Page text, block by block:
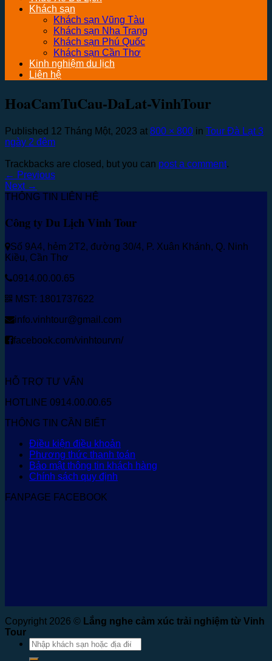
Khách sạn
Khách sạn Vũng Tàu
Khách sạn Nha Trang
Khách sạn Phú Quốc
Khách sạn Cần Thơ
Kinh nghiệm du lịch
Liên hệ
HoaCamTuCau-DaLat-VinhTour
Published 12 Tháng Một, 2023 at 800 × 800 in Tour Đà Lạt 3
ngày 2 đêm
Trackbacks are closed, but you can post a comment.
← Previous
Next →
THÔNG TIN LIÊN HỆ
Công ty Du Lịch Vinh Tour
Số 9A4, hẻm 2T2, đường 30/4, P. Xuân Khánh, Q. Ninh
Kiều, Cần Thơ
0914.00.00.65
MST: 1801737622
info.vinhtour@gmail.com
facebook.com/vinhtourvn/
HỖ TRỢ TƯ VẤN
HOTLINE 0914.00.00.65
THÔNG TIN CẦN BIẾT
Điều kiện điều khoản
Phương thức thanh toán
Bảo mật thông tin khách hàng
Chính sách quy định
FANPAGE FACEBOOK
Copyright 2026 © Lắng nghe cảm xúc trải nghiệm từ Vinh
Tour
Tìm
kiếm: